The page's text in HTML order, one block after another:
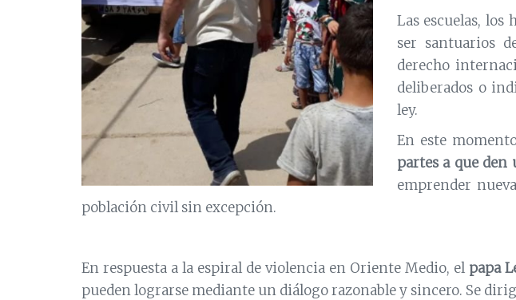
Las escuelas, los
ser santuarios
derecho
deliberados o
ley.
En este
partes a que
emprender
población civil sin excepción.
En respuesta a la espiral de violencia en Oriente Medio, el papa
pueden lograrse mediante un diálogo razonable y sincero. Se